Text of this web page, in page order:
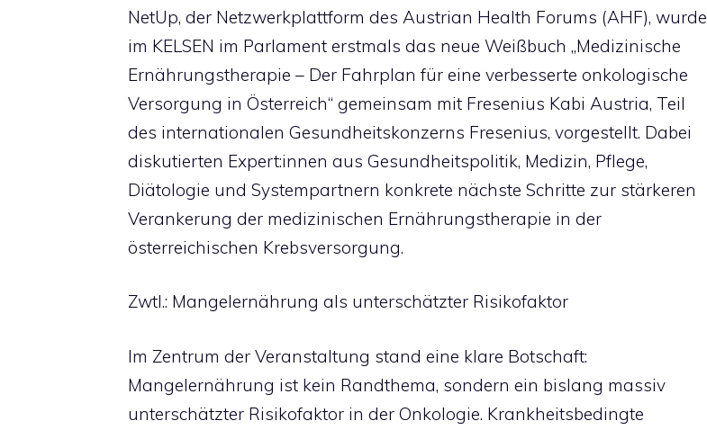
NetUp, der Netzwerkplattform des Austrian Health Forums (AHF), wurde
im KELSEN im Parlament erstmals das neue Weißbuch „Medizinische
Ernährungstherapie – Der Fahrplan für eine verbesserte onkologische
Versorgung in Österreich“ gemeinsam mit Fresenius Kabi Austria, Teil
des internationalen Gesundheitskonzerns Fresenius, vorgestellt. Dabei
diskutierten Expert:innen aus Gesundheitspolitik, Medizin, Pflege,
Diätologie und Systempartnern konkrete nächste Schritte zur stärkeren
Verankerung der medizinischen Ernährungstherapie in der
österreichischen Krebsversorgung.
Zwtl.: Mangelernährung als unterschätzter Risikofaktor
Im Zentrum der Veranstaltung stand eine klare Botschaft:
Mangelernährung ist kein Randthema, sondern ein bislang massiv
unterschätzter Risikofaktor in der Onkologie. Krankheitsbedingte